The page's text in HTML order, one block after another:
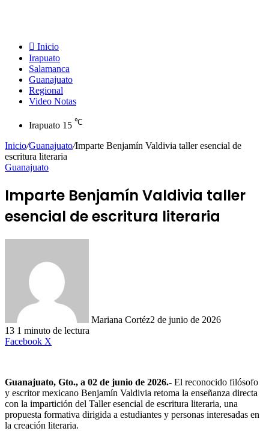
Inicio
Irapuato
Salamanca
Guanajuato
Regional
Video Notas
Irapuato 15 ℃
Inicio/Guanajuato/Imparte Benjamín Valdivia taller esencial de
escritura literaria
Guanajuato
Imparte Benjamín Valdivia taller
esencial de escritura literaria
Mariana Cortéz2 de junio de 2026
13 1 minuto de lectura
Facebook X
Guanajuato, Gto., a 02 de junio de 2026.- El reconocido filósofo
y escritor mexicano Benjamín Valdivia retoma la enseñanza directa
con la impartición del Taller esencial de escritura literaria, una
propuesta formativa dirigida a estudiantes y personas interesadas en
la creación literaria.